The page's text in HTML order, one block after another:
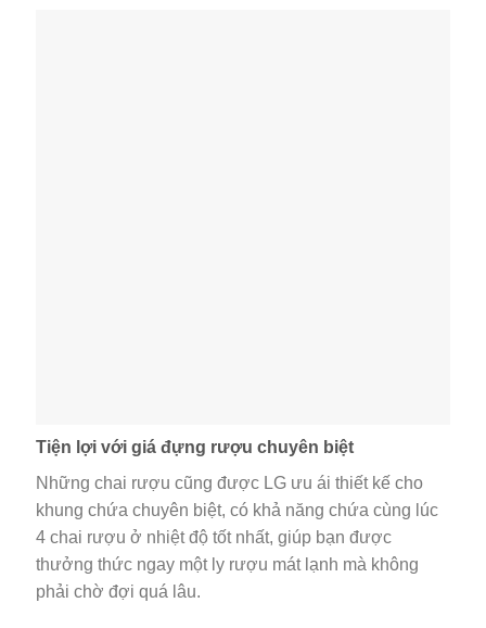
Tiện lợi với giá đựng rượu chuyên biệt
Những chai rượu cũng được LG ưu ái thiết kế cho
khung chứa chuyên biệt, có khả năng chứa cùng lúc
4 chai rượu ở nhiệt độ tốt nhất, giúp bạn được
thưởng thức ngay một ly rượu mát lạnh mà không
phải chờ đợi quá lâu.